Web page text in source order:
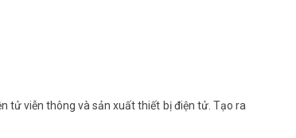
tử viễn thông và sản xuất thiết bị điện tử. Tạo ra